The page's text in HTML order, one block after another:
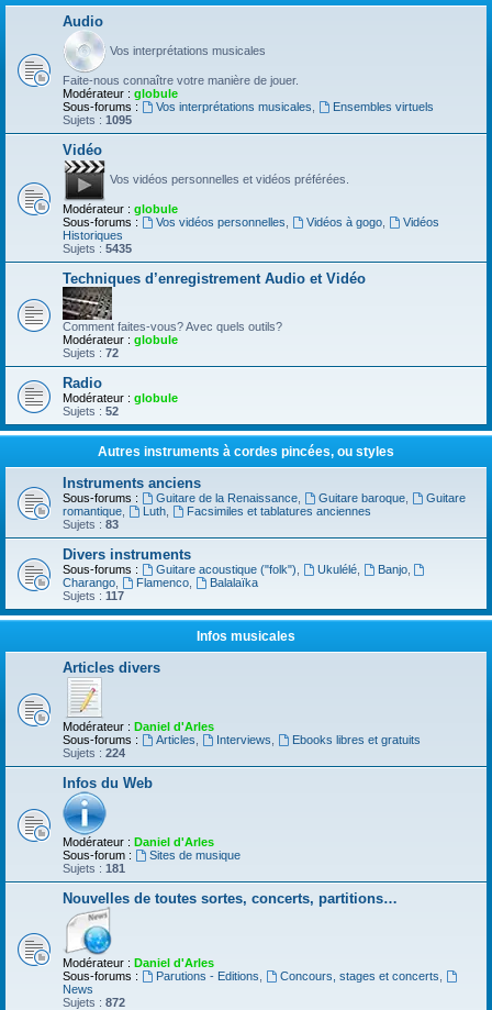
Audio
Vos interprétations musicales
Faite-nous connaître votre manière de jouer.
Modérateur : globule
Sous-forums :
Vos interprétations musicales
Ensembles virtuels
Sujets : 1095
Vidéo
Vos vidéos personnelles et vidéos préférées.
Modérateur : globule
Sous-forums :
Vos vidéos personnelles Vidéos à gogo,
Vidéos
Historiques
Sujets : 5435
Techniques d’enregistrement Audio et Vidéo
Comment faites-vous? Avec quels outils?
Modérateur : globule
Sujets : 72
Radio
Modérateur : globule
Sujets : 52
Autres instruments à cordes pincées, ou styles
Instruments anciens
Sous-forums : Guitare de la Renaissance, Guitare baroque,
Guitare
romantique
Luth,
Facsimiles et tablatures anciennes
Sujets : 83
Divers instruments
Sous-forums : Guitare acoustique ("folk") Ukulélé, Banjo,
Charango
Flamenco,
Balalaïka
Sujets : 117
Infos musicales
Articles divers
Modérateur : Daniel d'Arles
Sous-forums :
Articles Interviews
Ebooks libres et gratuits
Sujets : 224
Infos du Web
Modérateur : Daniel d'Arles
Sous-forum :
Sites de musique
Sujets : 181
Nouvelles de toutes sortes, concerts, partitions…
Modérateur : Daniel d'Arles
Sous-forums :
Parutions - Editions Concours, stages et concerts
News
Sujets : 872